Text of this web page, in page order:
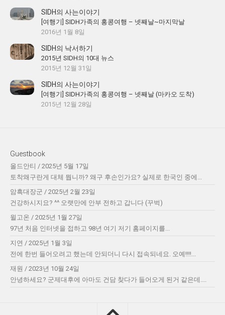
SIDH의 사는이야기
[여행기] SIDH가족의 홍콩여행 – 넷째날~마지막날
2016년 1월 8일
SIDH의 낙서하기
2015년 SIDH의 10대 뉴스
2015년 12월 31일
SIDH의 사는이야기
[여행기] SIDH가족의 홍콩여행 – 넷째날 (마카오 도착)
2015년 12월 28일
Guestbook
올드안티 / 2025년 5월 17일
토착왜구란게 대체 뭡니까? 왜구 후손인가요? 실제로 한국인 중에...
암흑대장군 / 2025년 2월 23일
건강하시지요? ^^ 오랫만에 안부 전하고 갑니다 (꾸벅)
윌고온 / 2025년 1월 27일
97년 처음 인터넷을 접하고 98년 여기 저기 홈페이지를...
지연 / 2025년 1월 3일
전에 한번 들어오려고 했는데 안되더니 다시 접속되네요. 오예!!!!...
재원 / 2023년 10월 24일
안녕하세요? 군제대후에 아마도 건담 찾다가 들어오게 된거 같은데....